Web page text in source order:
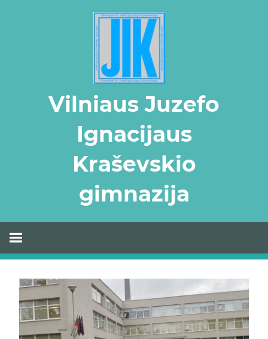
Vilniaus Juzefo
Ignacijaus
Kraševskio
gimnazija